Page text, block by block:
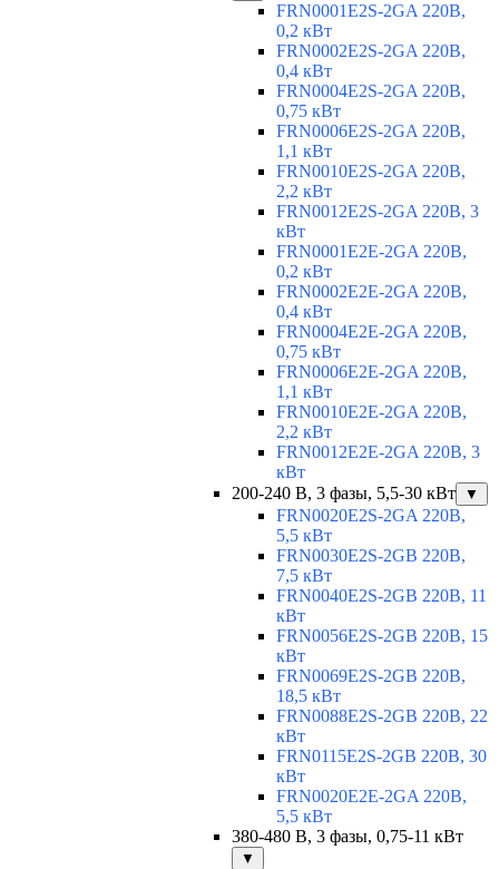
FRN0001E2S-2GA 220В,
0,2 кВт
FRN0002E2S-2GA 220В,
0,4 кВт
FRN0004E2S-2GA 220В,
0,75 кВт
FRN0006E2S-2GA 220В,
1,1 кВт
FRN0010E2S-2GA 220В,
2,2 кВт
FRN0012E2S-2GA 220В, 3
кВт
FRN0001E2E-2GA 220В,
0,2 кВт
FRN0002E2E-2GA 220В,
0,4 кВт
FRN0004E2E-2GA 220В,
0,75 кВт
FRN0006E2E-2GA 220В,
1,1 кВт
FRN0010E2E-2GA 220В,
2,2 кВт
FRN0012E2E-2GA 220В, 3
кВт
200-240 В, 3 фазы, 5,5-30 кВт
▼
FRN0020E2S-2GA 220В,
5,5 кВт
FRN0030E2S-2GB 220В,
7,5 кВт
FRN0040E2S-2GB 220В, 11
кВт
FRN0056E2S-2GB 220В, 15
кВт
FRN0069E2S-2GB 220В,
18,5 кВт
FRN0088E2S-2GB 220В, 22
кВт
FRN0115E2S-2GB 220В, 30
кВт
FRN0020E2E-2GA 220В,
5,5 кВт
380-480 В, 3 фазы, 0,75-11 кВт
▼